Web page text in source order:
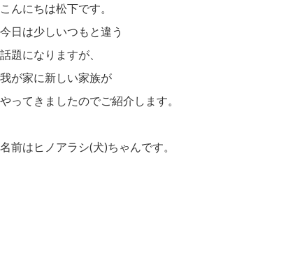
こんにちは松下です。
今日は少しいつもと違う
話題になりますが、
我が家に新しい家族が
やってきましたのでご紹介します。
名前はヒノアラシ(犬)ちゃんです。